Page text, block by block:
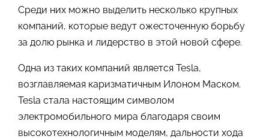
Среди них можно выделить несколько крупных
компаний, которые ведут ожесточенную борьбу
за долю рынка и лидерство в этой новой сфере.
Одна из таких компаний является Tesla,
возглавляемая каризматичным Илоном Маском.
Tesla стала настоящим символом
электромобильного мира благодаря своим
высокотехнологичным моделям, дальности хода